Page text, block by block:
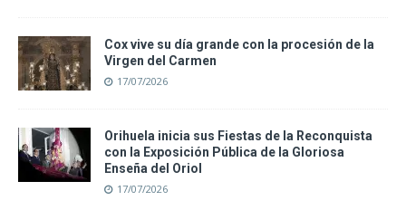
Cox vive su día grande con la procesión de la
Virgen del Carmen
17/07/2026
Orihuela inicia sus Fiestas de la Reconquista
con la Exposición Pública de la Gloriosa
Enseña del Oriol
17/07/2026